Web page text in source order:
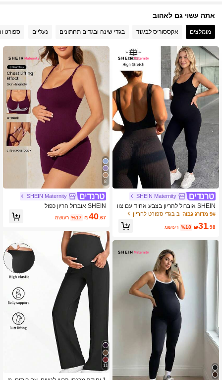
4.88 481K עוקבים
4.88 481K עוקבים
4.88 481K עוקבים
אתה עשוי גם לאהוב
מומלצים אקססוריס לביגוד בגדי שינה ובגדים תחתונים נעליים ספורט
SHEIN Maternity
SHEIN אוברול להריון בצבע אחיד עם צוו
ארון עגול אלסטי
9# מדורג גבוה ב בגדי ספורט להריון
₪31.98
%18 משוער
8
SHEIN Maternity
SHEIN אוברול הריון כפול
₪40.67
%17 משוער
11